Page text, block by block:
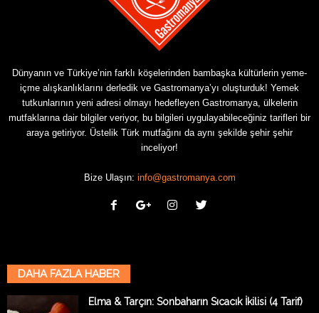
Dünyanın ve Türkiye’nin farklı köşelerinden bambaşka kültürlerin yeme-
içme alışkanlıklarını derledik ve Gastromanya’yı oluşturduk! Yemek
tutkunlarının yeni adresi olmayı hedefleyen Gastromanya, ülkelerin
mutfaklarına dair bilgiler veriyor, bu bilgileri uygulayabileceğiniz tarifleri bir
araya getiriyor. Üstelik Türk mutfağını da aynı şekilde şehir şehir
inceliyor!
Bize Ulaşın: info@gastromanya.com
DAHA FAZLA HABER
Elma & Tarçın: Sonbaharın Sıcacık İkilisi (4 Tarif)